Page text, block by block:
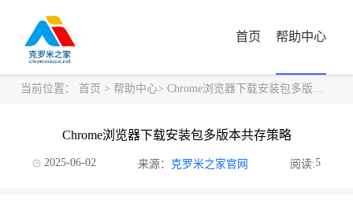
首页 帮助中心
当前位置： 首页 > 帮助中心> Chrome浏览器下载安装包多版本共存策略
Chrome浏览器下载安装包多版本共存策略
2025-06-02 来源： 克罗米之家官网 阅读:5